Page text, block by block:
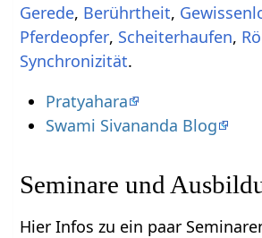
, ,
, ,
Synchronizität.
Pratyahara
Swami Sivananda Blog
Seminare und
Hier Infos zu ein paar